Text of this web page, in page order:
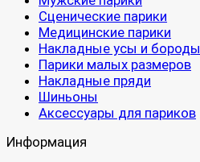
Сценические парики
Медицинские парики
Накладные усы и бороды
Парики малых размеров
Накладные пряди
Шиньоны
Аксессуары для париков
Информация